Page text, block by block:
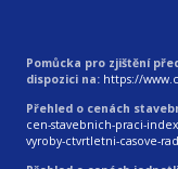
Pomůcka pro zjištění
dispozici na: https://
Přehled o cenách
cen-stavebnich-praci-
vyroby-ctvrtletni-casove-